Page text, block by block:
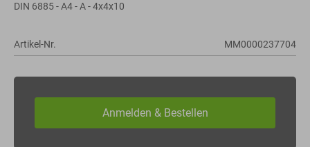
DIN 6885 - A4 - A - 4x4x10
Artikel-Nr. MM0000237704